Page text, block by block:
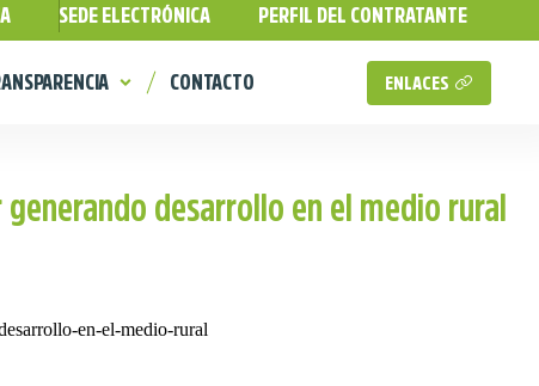
SEDE ELECTRÓNICA PERFIL DEL CONTRATANTE
CONTACTO ENLACES
desarrollo en el medio rural